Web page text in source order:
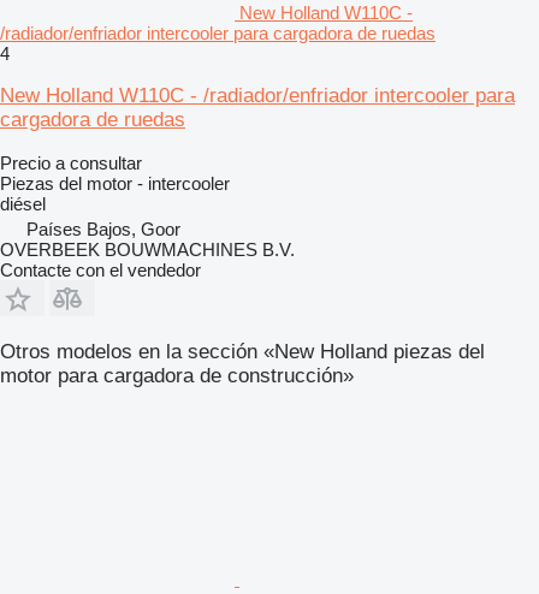
New Holland W110C -
/radiador/enfriador intercooler para cargadora de ruedas
4
New Holland W110C - /radiador/enfriador intercooler para
cargadora de ruedas
Precio a consultar
Piezas del motor - intercooler
diésel
Países Bajos, Goor
OVERBEEK BOUWMACHINES B.V.
Contacte con el vendedor
Otros modelos en la sección «New Holland piezas del
motor para cargadora de construcción»